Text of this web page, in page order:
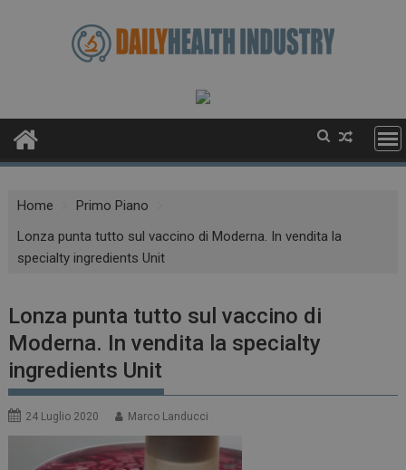
Home
Primo Piano
Lonza punta tutto sul vaccino di Moderna. In vendita la
specialty ingredients Unit
Lonza punta tutto sul vaccino di
Moderna. In vendita la specialty
ingredients Unit
24 Luglio 2020 Marco Landucci